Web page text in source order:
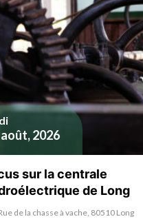
août, 2026
sur la centrale
de Long
de la chasse à vache, 80510 Long